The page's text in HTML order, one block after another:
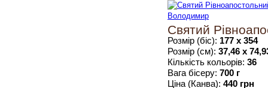
Святий
Розмір (біс): 177 х 354
Розмір (см): 37,46 х
Кількість кольорів: 36
Вага бісеру: 700 г
Ціна (Канва): 440 грн